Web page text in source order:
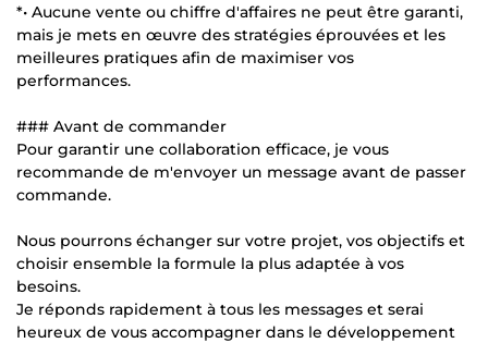
*• Aucune vente ou chiffre d'affaires ne peut être garanti,
mais je mets en œuvre des stratégies éprouvées et les
meilleures pratiques afin de maximiser vos
performances.
### Avant de commander
Pour garantir une collaboration efficace, je vous
recommande de m'envoyer un message avant de passer
commande.
Nous pourrons échanger sur votre projet, vos objectifs et
choisir ensemble la formule la plus adaptée à vos
besoins.
Je réponds rapidement à tous les messages et serai
heureux de vous accompagner dans le développement